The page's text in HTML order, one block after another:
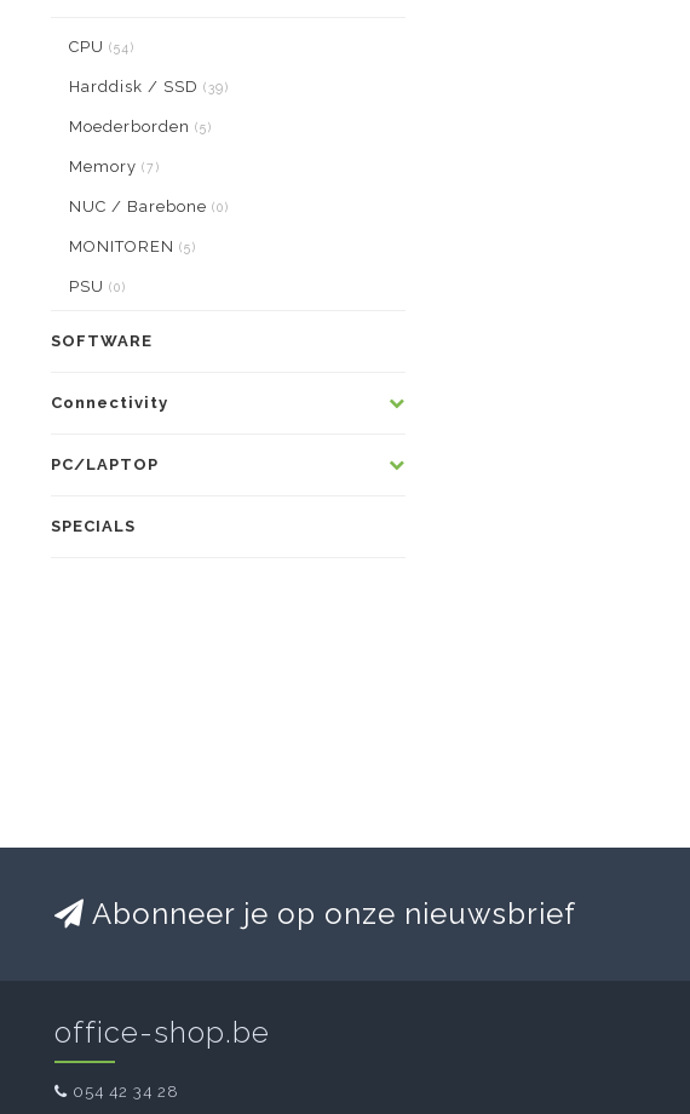
CPU (54)
Harddisk / SSD (39)
Moederborden (5)
Memory (7)
NUC / Barebone (0)
MONITOREN (5)
PSU (0)
SOFTWARE
Connectivity
PC/LAPTOP
SPECIALS
Abonneer je op onze nieuwsbrief
office-shop.be
054 42 34 28